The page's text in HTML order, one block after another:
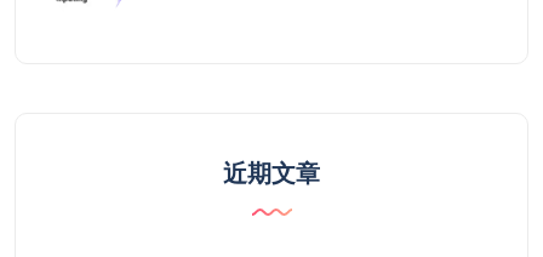
近期文章